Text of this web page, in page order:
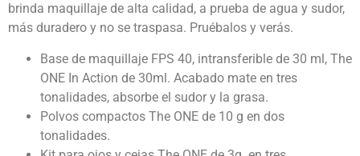
brinda maquillaje de alta calidad, a prueba de agua y sudor,
más duradero y no se traspasa. Pruébalos y verás.
Base de maquillaje FPS 40, intransferible de 30 ml, The
ONE In Action de 30ml. Acabado mate en tres
tonalidades, absorbe el sudor y la grasa.
Polvos compactos The ONE de 10 g en dos
tonalidades.